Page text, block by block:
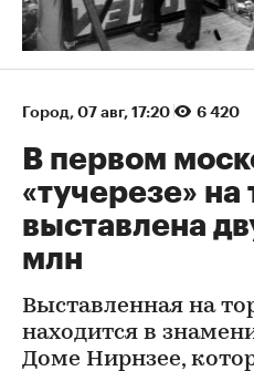
Город 07 авг, 17:20 6 420
В первом
«тучерезе» на
выставлена
млн
Выставленная на
находится в
Доме Нирнзее,